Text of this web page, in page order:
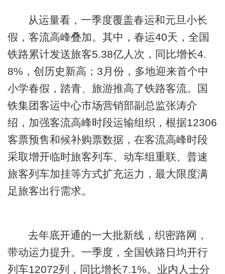
从运量看，一季度覆盖春运和元旦小长
假，客流高峰叠加。其中，春运40天，全国
铁路累计发送旅客5.38亿人次，同比增长4.
8%，创历史新高；3月份，多地迎来首个中
小学春假，踏青、旅游推高了铁路客流。国
铁集团客运中心市场营销部副总监张涛介
绍，加强客流高峰时段运输组织，根据12306
客票预售和候补购票数据，在客流高峰时段
采取增开临时旅客列车、动车组重联、普速
旅客列车加挂等方式扩充运力，最大限度满
足旅客出行需求。
去年底开通的一大批新线，织密路网，
带动运力提升。一季度，全国铁路日均开行
列车12072列，同比增长7.1%。业内人士分